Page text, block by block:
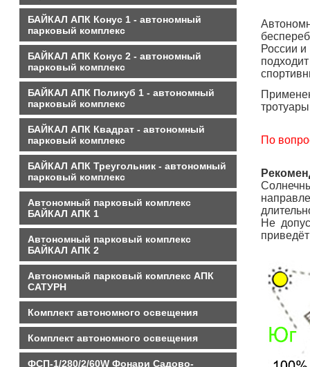
БАЙКАЛ АПК Конус 1 - автономный
парковый комплекс
БАЙКАЛ АПК Конус 2 - автономный
парковый комплекс
БАЙКАЛ АПК Поликуб 1 - автономный
парковый комплекс
БАЙКАЛ АПК Квадрат - автономный
парковый комплекс
БАЙКАЛ АПК Треугольник - автономный
парковый комплекс
Автономный парковый комплекс
БАЙКАЛ АПК 1
Автономный парковый комплекс
БАЙКАЛ АПК 2
Автономный парковый комплекс АПК
САТУРН
Комплект автономного освещения
Комплект автономного освещения
ФСП-1/280/2/60W Фонари Садово-
России
По
Не